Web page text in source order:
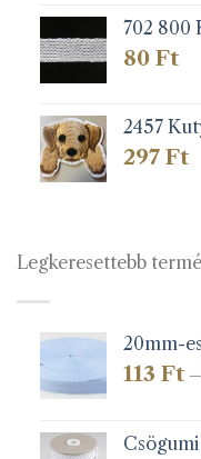
702 800
80 Ft
2457
297 Ft
Legkeresettebb
20mm-
113 Ft –